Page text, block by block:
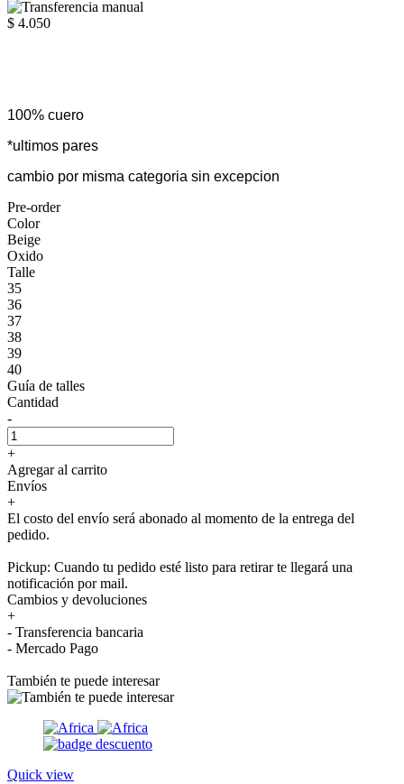
$ 4.050
100% cuero
*ultimos pares
cambio por misma categoria sin excepcion
Pre-order
Color
Beige
Oxido
Talle
35
36
37
38
39
40
Guía de talles
Cantidad
-
+
Agregar al carrito
Envíos
+
El costo del envío será abonado al momento de la entrega del
pedido.
Pickup: Cuando tu pedido esté listo para retirar te llegará una
notificación por mail.
Cambios y devoluciones
+
- Transferencia bancaria
- Mercado Pago
También te puede interesar
Quick view